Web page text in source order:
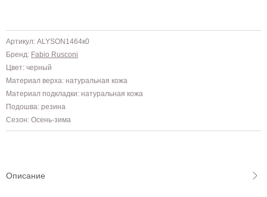
Артикул: ALYSON1464к0
Бренд: Fabio Rusconi
Цвет: черный
Материал верха: натуральная кожа
Материал подкладки: натуральная кожа
Подошва: резина
Сезон: Осень-зима
Описание